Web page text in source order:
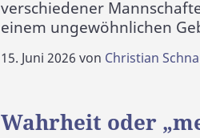
verschiedener
einem ungewöhnlichen
15. Juni 2026 von Christian
Wahrheit oder